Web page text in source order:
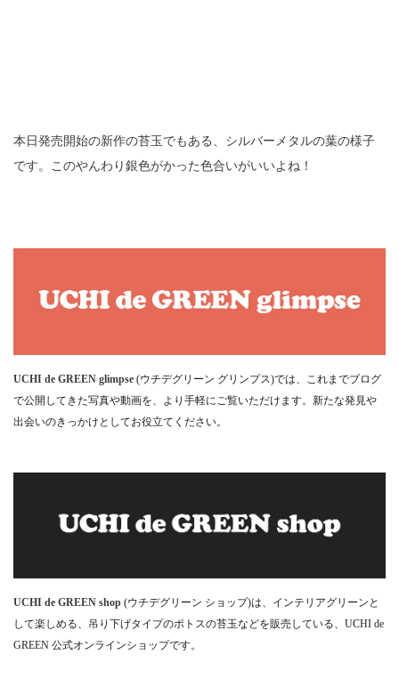
本日発売開始の新作の苔玉でもある、シルバーメタルの葉の様子
です。このやんわり銀色がかった色合いがいいよね！
UCHI de GREEN glimpse (ウチデグリーン グリンプス)では、これまでブログ
で公開してきた写真や動画を、より手軽にご覧いただけます。新たな発見や
出会いのきっかけとしてお役立てください。
UCHI de GREEN shop (ウチデグリーン ショップ)は、インテリアグリーンと
して楽しめる、吊り下げタイプのポトスの苔玉などを販売している、UCHI de
GREEN 公式オンラインショップです。